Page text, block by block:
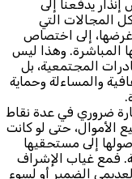
يدفعنا إلى
المجالات التي
إلى اختصاص
المباشرة. وهذا ليس
المجتمعية، بل
والمساءلة وحماية
ضروري في عدة نقاط
الأموال، حتى لو كانت
إلى مستحقيها
فمع غياب الإشراف
الضمير أو لسوء